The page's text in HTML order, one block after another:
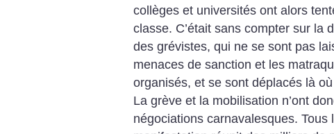
collèges et universités ont alors
classe. C’était sans compter sur la
des grévistes, qui ne se sont pas
menaces de sanction et les
organisés, et se sont déplacés là
La grève et la mobilisation n’ont
négociations carnavalesques.